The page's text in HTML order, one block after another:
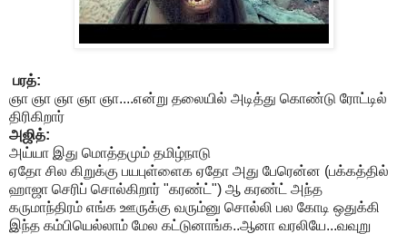
பரத்:
ஞா ஞா ஞா ஞா ஞா....என்று தலையில் அடித்து கொண்டு ரோட்டில்
திரிகிறார்
அஜித்:
அய்யா இது மொத்தமும் தமிழ்நாடு
ஏதோ சில கிறுக்கு பயபுள்ளைக ஏதோ அது பேரென்ன (பக்கத்தில்
ஹாஜா செரிப் சொல்கிறார் "கரண்ட்") ஆ கரண்ட் அந்த
கருமாந்திரம் எங்க ஊருக்கு வரும்னு சொல்லி பல கோடி ஒதுக்கி
இந்த கம்பியெல்லாம் மேல கட்டுனாங்க..ஆனா வரலியே...வவுறு